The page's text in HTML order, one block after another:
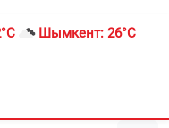
Шымкент: 26°C